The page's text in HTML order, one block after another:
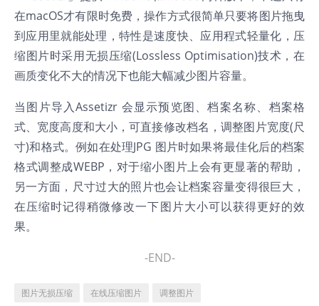
在macOS才有限时免费，操作方式很简单只要将图片拖曳
到应用里就能处理，特性是速度快、应用程式轻量化，压
缩图片时采用无损压缩(Lossless Optimisation)技术，在
画质变化不大的情况下也能大幅减少图片容量。
当图片导入Assetizr 会显示预览图、档案名称、档案格
式、宽度高度和大小，可直接修改档名，调整图片宽度(尺
寸)和格式。例如在处理JPG 图片时如果将最佳化后的档案
格式调整成WEBP，对于缩小图片上会有更显著的帮助，
另一方面，尺寸过大的照片也会让档案容量变得很巨大，
在压缩时记得稍微修改一下图片大小可以获得更好的效
果。
-END-
图片无损压缩 在线压缩图片 调整图片